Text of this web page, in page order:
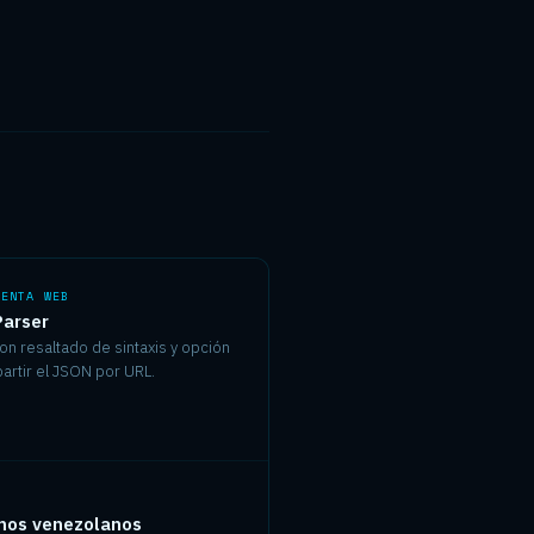
WEB
resaltado de sintaxis y opción
el JSON por URL.
venezolanos